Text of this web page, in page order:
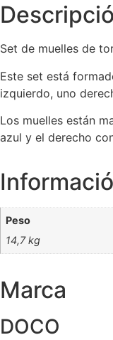
Set de muelles de
Este set está
izquierdo, uno
Los muelles están
azul y el derecho
Peso
14,7 kg
Marca
DOCO